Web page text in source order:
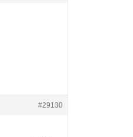
#29130